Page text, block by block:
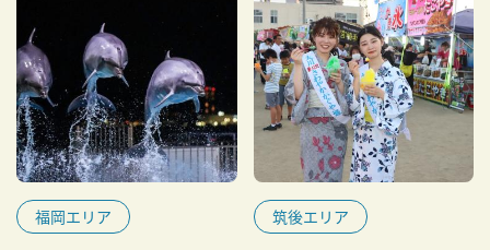
福岡エリア 筑後エリア